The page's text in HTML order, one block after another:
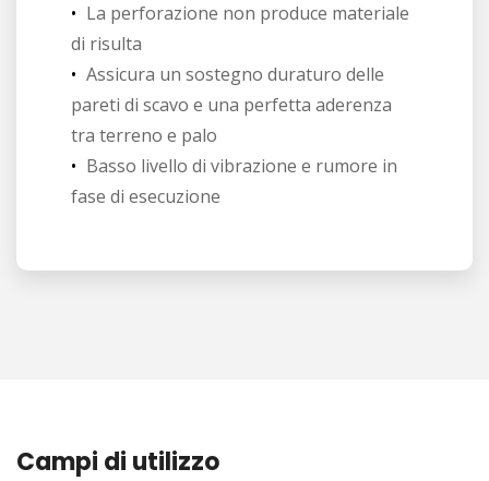
La perforazione non produce materiale
di risulta
Assicura un sostegno duraturo delle
pareti di scavo e una perfetta aderenza
tra terreno e palo
Basso livello di vibrazione e rumore in
fase di esecuzione
Campi di utilizzo